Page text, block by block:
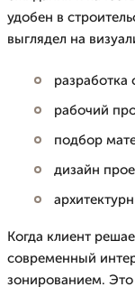
удобен в
выглядел на
разработка
рабочий
подбор
дизайн
Когда клиент
современный
зонированием. Это